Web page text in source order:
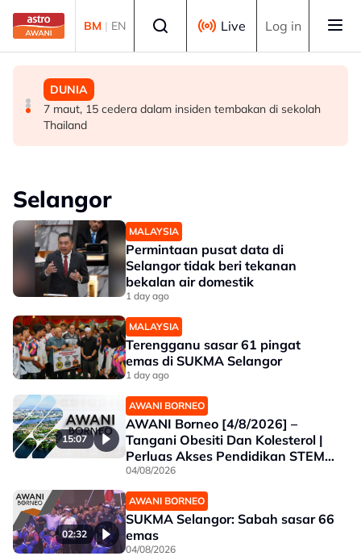
Skip to main content
BM | EN Live Log in
POLITIK
RCI Tabung Haji: 'Jika tidak boleh sanggah fakta, jangan
main sentimen rakyat' - AMK
POLITIK
Exco Negeri Sembilan: Risiko kemungkinan wujud 'dua
pusat pengaruh' - Mujibu
DUNIA
7 maut, 15 cedera dalam insiden tembakan di sekolah
Thailand
Selangor
MALAYSIA
Permintaan pusat data di
Selangor tidak beri tekanan
bekalan air domestik
1 day ago
MALAYSIA
Terengganu sasar 61 pingat
emas di SUKMA Selangor
1 day ago
15:07
AWANI BORNEO
AWANI Borneo [4/8/2026] –
Tangani Obesiti Dan Kolesterol |
Perluas Akses Pendidikan STEM|
Sabah Intai Juara SUKMA
Selangor
04/08/2026
02:32
AWANI BORNEO
SUKMA Selangor: Sabah sasar 66
emas
04/08/2026